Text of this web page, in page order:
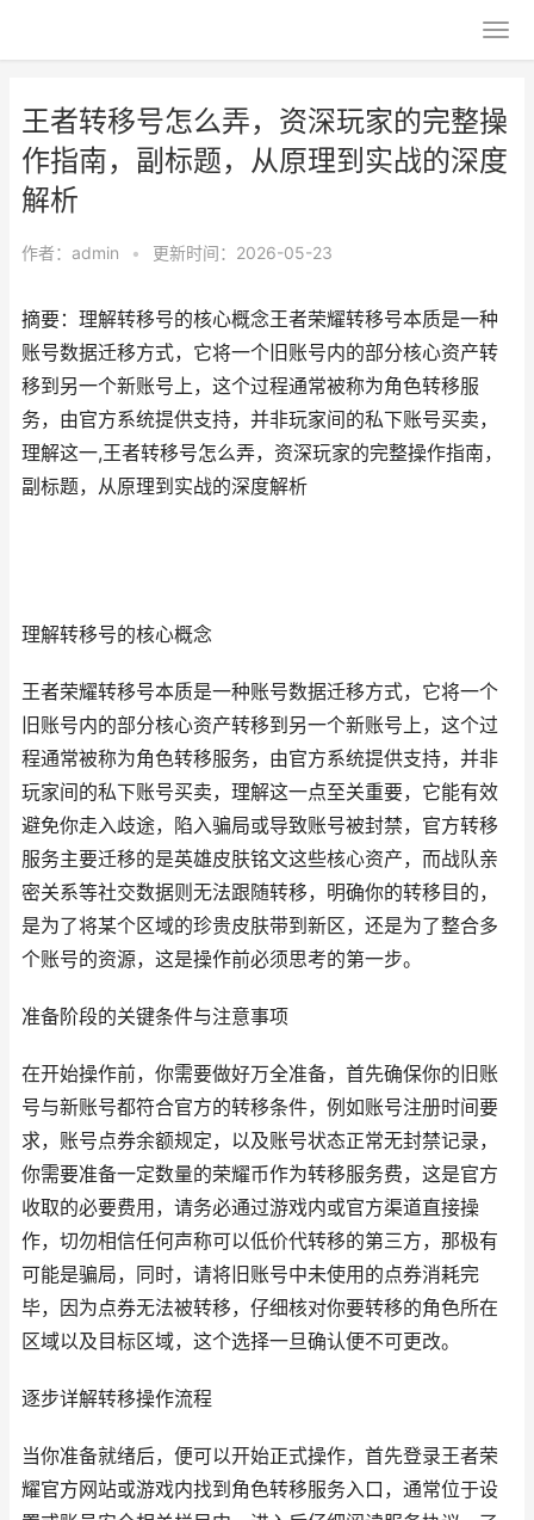
王者转移号怎么弄，资深玩家的完整操
作指南，副标题，从原理到实战的深度
解析
作者： admin • 更新时间：2026-05-23
摘要：理解转移号的核心概念王者荣耀转移号本质是一种
账号数据迁移方式，它将一个旧账号内的部分核心资产转
移到另一个新账号上，这个过程通常被称为角色转移服
务，由官方系统提供支持，并非玩家间的私下账号买卖，
理解这一,王者转移号怎么弄，资深玩家的完整操作指南，
副标题，从原理到实战的深度解析
理解转移号的核心概念
王者荣耀转移号本质是一种账号数据迁移方式，它将一个
旧账号内的部分核心资产转移到另一个新账号上，这个过
程通常被称为角色转移服务，由官方系统提供支持，并非
玩家间的私下账号买卖，理解这一点至关重要，它能有效
避免你走入歧途，陷入骗局或导致账号被封禁，官方转移
服务主要迁移的是英雄皮肤铭文这些核心资产，而战队亲
密关系等社交数据则无法跟随转移，明确你的转移目的，
是为了将某个区域的珍贵皮肤带到新区，还是为了整合多
个账号的资源，这是操作前必须思考的第一步。
准备阶段的关键条件与注意事项
在开始操作前，你需要做好万全准备，首先确保你的旧账
号与新账号都符合官方的转移条件，例如账号注册时间要
求，账号点券余额规定，以及账号状态正常无封禁记录，
你需要准备一定数量的荣耀币作为转移服务费，这是官方
收取的必要费用，请务必通过游戏内或官方渠道直接操
作，切勿相信任何声称可以低价代转移的第三方，那极有
可能是骗局，同时，请将旧账号中未使用的点券消耗完
毕，因为点券无法被转移，仔细核对你要转移的角色所在
区域以及目标区域，这个选择一旦确认便不可更改。
逐步详解转移操作流程
当你准备就绪后，便可以开始正式操作，首先登录王者荣
耀官方网站或游戏内找到角色转移服务入口，通常位于设